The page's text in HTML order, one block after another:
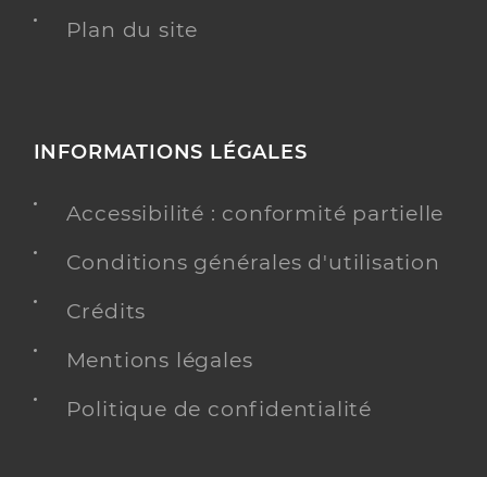
Plan du site
INFORMATIONS LÉGALES
Accessibilité : conformité partielle
Conditions générales d'utilisation
Crédits
Mentions légales
Politique de confidentialité